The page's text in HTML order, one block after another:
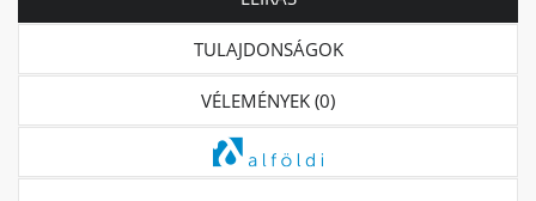
TULAJDONSÁGOK
VÉLEMÉNYEK (0)